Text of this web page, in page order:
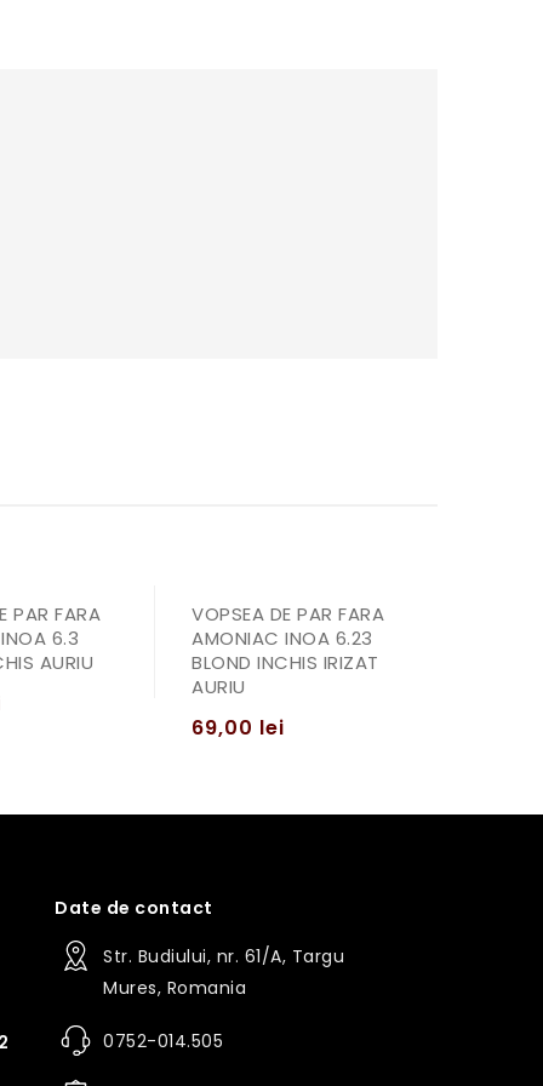
PAR FARA
6.3
AURIU
VOPSEA DE PAR FARA
AMONIAC INOA 6.23
BLOND INCHIS IRIZAT
AURIU
69,00 lei
Date de contact
Str. Budiului, nr. 61/A, Targu
Mures, Romania
0752-014.505